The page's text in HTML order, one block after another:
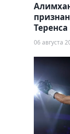
06 августа